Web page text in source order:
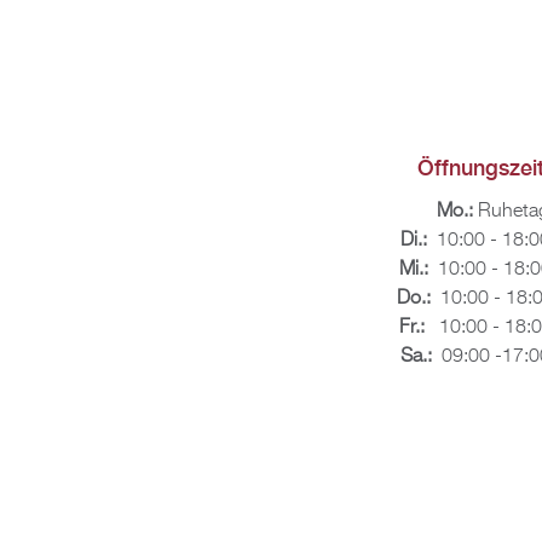
Mo.:
Di.: 10:00 -
Mi.: 10:00 -
Do.: 10:00 -
Fr.:10:00 -
Sa.: 09:00 -